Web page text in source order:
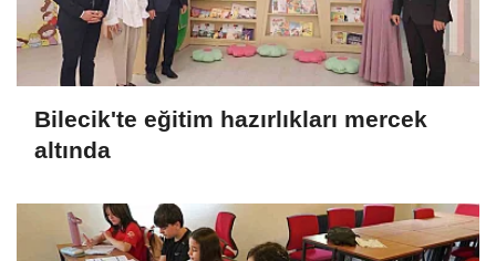
Bilecik'te eğitim hazırlıkları mercek
altında